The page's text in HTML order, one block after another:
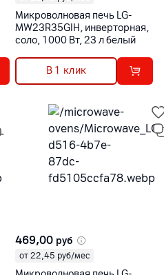
Микроволновая печь LG-
MW23R35GIH, инверторная,
соло, 1000 Вт, 23 л белый
В 1 клик
469,00 руб
от 22,45 руб/мес